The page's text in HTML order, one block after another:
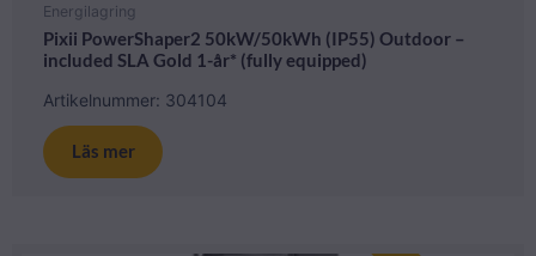
Energilagring
Pixii PowerShaper2 50kW/50kWh (IP55) Outdoor –
included SLA Gold 1-år* (fully equipped)
Artikelnummer: 304104
Läs mer